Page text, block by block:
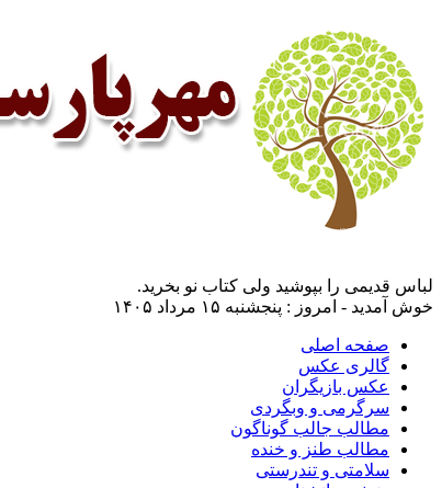
لباس قدیمی را بپوشید ولی کتاب نو بخرید.
خوش آمدید - امروز : پنجشنبه ۱۵ مرداد ۱۴۰۵
صفحه اصلی
گالری عکس
عکس بازیگران
سرگرمی و وبگردی
مطالب جالب گوناگون
مطالب طنز و خنده
سلامتی و تندرستی